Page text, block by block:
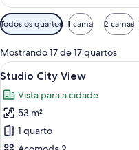
Filtros
disponíveis
para
os
quartos
Todos os quartos 1 cama 2 camas
Mostrando 17 de 17 quartos
Carrega
todas
as
fotos
de
15
Studio City View
Vista para a cidade
53 m²
1 quarto